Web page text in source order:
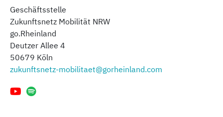
Geschäftsstelle
Zukunftsnetz Mobilität NRW
go.Rheinland
Deutzer Allee 4
50679 Köln
zukunftsnetz-mobilitaet@gorheinland.com